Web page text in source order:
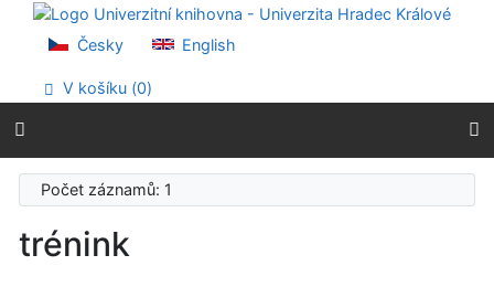
Přejít na obsah
Přejít na menu
Prohlášení o webové přístupnosti
Česky English
V košíku (0)
Počet záznamů: 1
trénink